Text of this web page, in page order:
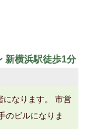
新横浜駅徒歩1分
になります。 市営
のビルになりま